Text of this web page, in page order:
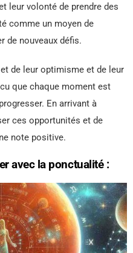
leur volonté de prendre des
comme un moyen de
de nouveaux défis.
de leur optimisme et de leur
que chaque moment est
En arrivant à
ces opportunités et de
note positive.
avec la ponctualité :